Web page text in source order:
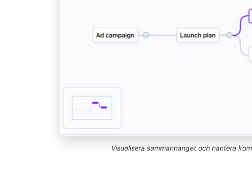
Visualisera sammanhanget och hantera